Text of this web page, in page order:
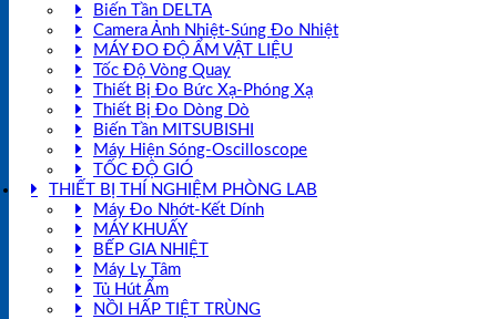
Biến Tần DELTA
Camera Ảnh Nhiệt-Súng Đo Nhiệt
MÁY ĐO ĐỘ ẨM VẬT LIỆU
Tốc Độ Vòng Quay
Thiết Bị Đo Bức Xạ-Phóng Xạ
Thiết Bị Đo Dòng Dò
Biến Tần MITSUBISHI
Máy Hiện Sóng-Oscilloscope
TỐC ĐỘ GIÓ
THIẾT BỊ THÍ NGHIỆM PHÒNG LAB
Máy Đo Nhớt-Kết Dính
MÁY KHUẤY
BẾP GIA NHIỆT
Máy Ly Tâm
Tủ Hút Ẩm
NỒI HẤP TIỆT TRÙNG